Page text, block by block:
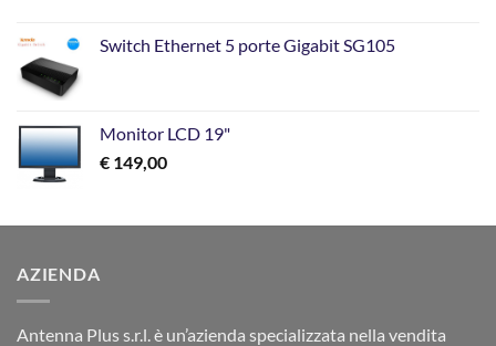
Switch Ethernet 5 porte Gigabit SG105
Monitor LCD 19"
€ 149,00
AZIENDA
Antenna Plus s.r.l. è un’azienda specializzata nella vendita